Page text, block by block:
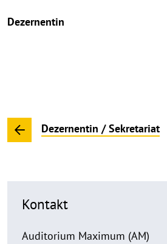
Dezernentin
Dezernentin / Sekretariat
Kontakt
Auditorium Maximum (AM)